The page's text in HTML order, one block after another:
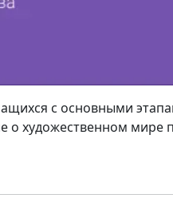
с основными
о художественном мире